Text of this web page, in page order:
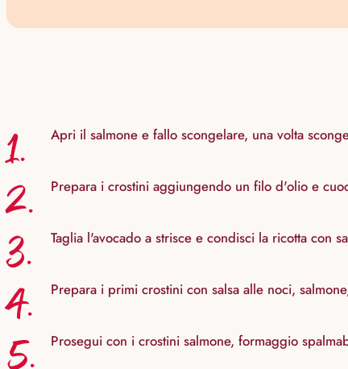
1. Apri il salmone e fallo scongelare, una volta
2. Prepara i crostini aggiungendo un filo d'olio e
3. Taglia l'avocado a strisce e condisci la ricotta con
4. Prepara i primi crostini con salsa alle noci,
Prosegui con i crostini salmone, formaggio